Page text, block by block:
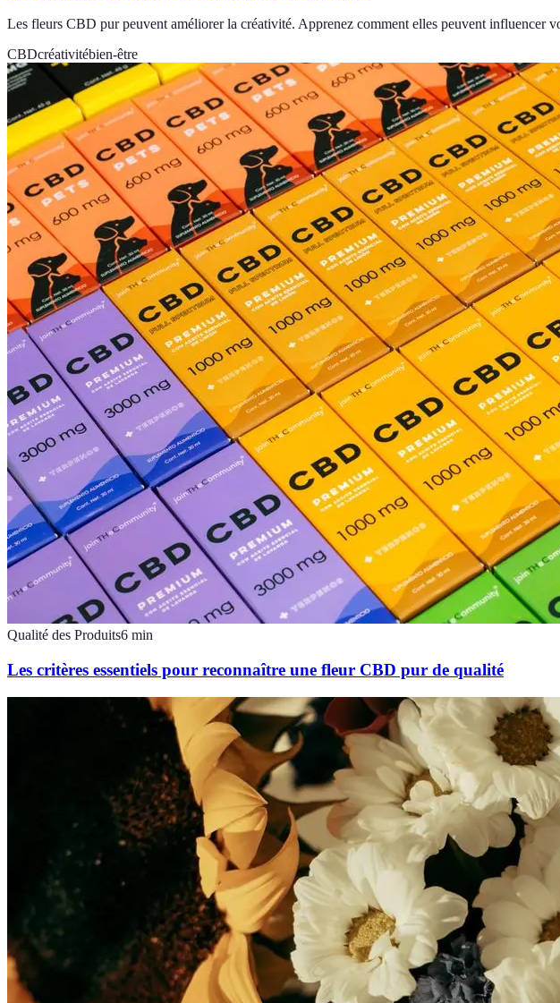
Les fleurs CBD pur peuvent améliorer la créativité. Apprenez comment elles peuvent influencer
CBDcréativitébien-être
Qualité des Produits6 min
Les critères essentiels pour reconnaître une fleur CBD pur de qualité